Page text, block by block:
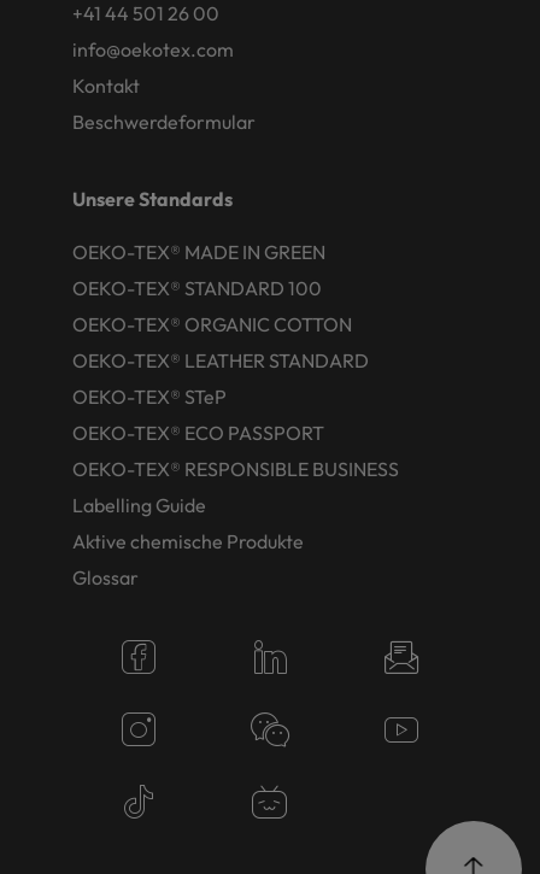
+41 44 501 26 00
info@oekotex.com
Kontakt
Beschwerdeformular
Unsere Standards
OEKO-TEX® MADE IN GREEN
OEKO-TEX® STANDARD 100
OEKO-TEX® ORGANIC COTTON
OEKO-TEX® LEATHER STANDARD
OEKO-TEX® STeP
OEKO-TEX® ECO PASSPORT
OEKO-TEX® RESPONSIBLE BUSINESS
Labelling Guide
Aktive chemische Produkte
Glossar